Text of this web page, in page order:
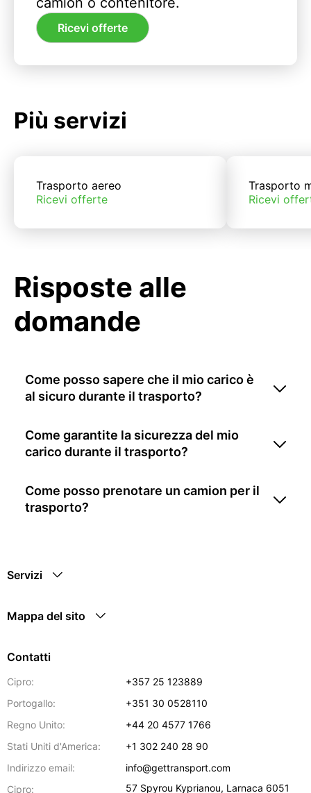
Ricevi offerte
Più servizi
Trasporto aereo
Ricevi offerte
Trasporto
Ricevi
Risposte alle
domande
Come posso sapere che il mio carico è
al sicuro durante il trasporto?
Come garantite la sicurezza del mio
carico durante il trasporto?
Come posso prenotare un camion per il
trasporto?
Servizi
Mappa del sito
Contatti
Cipro:
+357 25 123889
Portogallo:
+351 30 0528110
Regno Unito:
+44 20 4577 1766
Stati Uniti d'America:
+1 302 240 28 90
Indirizzo email:
info@gettransport.com
Cipro:
57 Spyrou Kyprianou, Larnaca 6051